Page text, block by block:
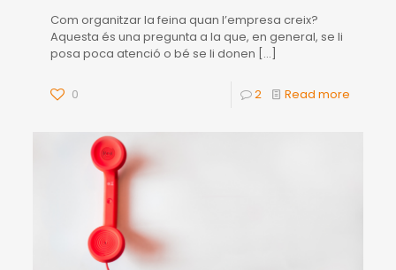
Com organitzar la feina quan l’empresa creix?
Aquesta és una pregunta a la que, en general, se li
posa poca atenció o bé se li donen […]
0 2 Read more